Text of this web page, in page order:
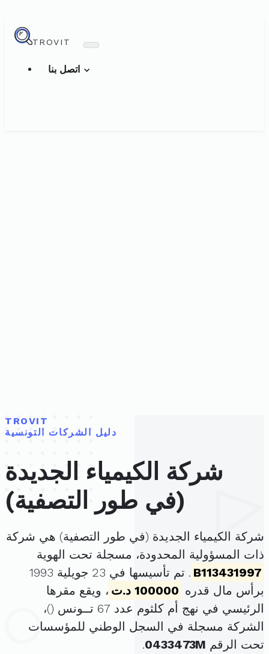
TROVIT
TROVIT
دليل الشركات التونسية
شركة الكيمياء الجديدة
(في طور التصفية)
شركة الكيمياء الجديدة (في طور التصفية) هي شركة
ذات المسؤولية المحدودة، مسجلة تحت الهوية
B113431997
. تم تأسيسها في 23 جويلية 1993
برأس مال قدره 100000 د.ت
، ويقع مقرها
الرئيسي في نهج أم كلثوم عدد 67 تــونس (
)،
الشركة مسجلة في السجل الوطني للمؤسسات
تحت الرقم 0433473M
.